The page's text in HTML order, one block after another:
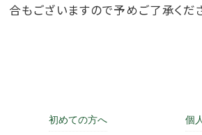
合もございますので予めご了承くだ
初めての方へ 個